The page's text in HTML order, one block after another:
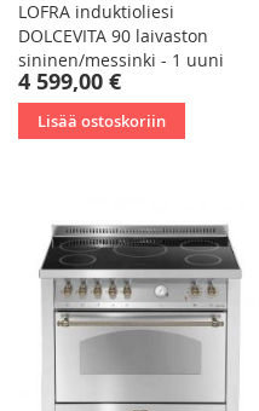
LOFRA induktioliesi
DOLCEVITA 90 laivaston
sininen/messinki - 1 uuni
4 599,00 €
Lisää ostoskoriin